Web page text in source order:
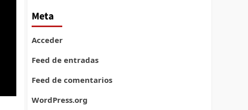
Meta
Acceder
Feed de entradas
Feed de comentarios
WordPress.org